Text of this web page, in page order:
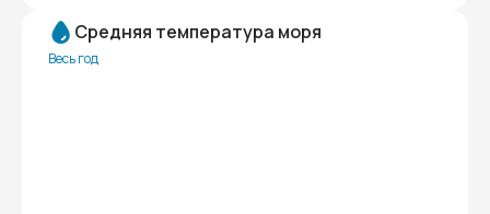
Средняя температура моря
Весь год